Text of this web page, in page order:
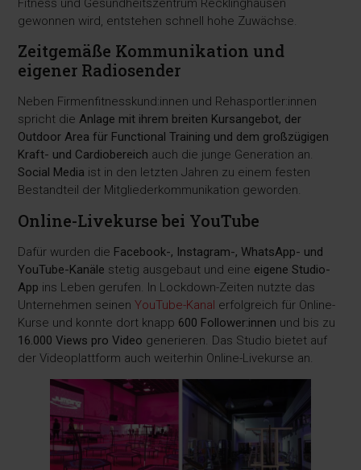
Fitness und Gesundheitszentrum Recklinghausen
gewonnen wird, entstehen schnell hohe Zuwächse.
Zeitgemäße Kommunikation und
eigener Radiosender
Neben Firmenfitnesskund:innen und Rehasportler:innen
spricht dieAnlage mit ihrem breiten Kursangebot, der
Outdoor Area für Functional Training und dem großzügigen
Kraft- und Cardiobereich auch die junge Generation an.
Social Media ist in den letzten Jahren zu einem festen
Bestandteil der Mitgliederkommunikation geworden.
Online-Livekurse bei YouTube
Dafür wurden die Facebook-, Instagram-, WhatsApp- und
YouTube-Kanäle stetig ausgebaut und eine eigene Studio-
App ins Leben gerufen. In Lockdown-Zeiten nutzte das
Unternehmen seinenYouTube-Kanal erfolgreich für Online-
Kurse und konnte dort knapp 600 Follower:innen und bis zu
16.000 Views pro Video generieren. Das Studio bietet auf
der Videoplattform auch weiterhin Online-Livekurse an.